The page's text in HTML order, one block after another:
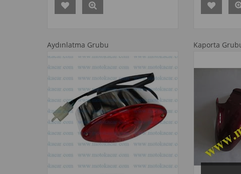
Aydınlatma Grubu Kaporta